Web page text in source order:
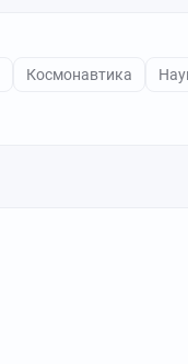
Космонавтика